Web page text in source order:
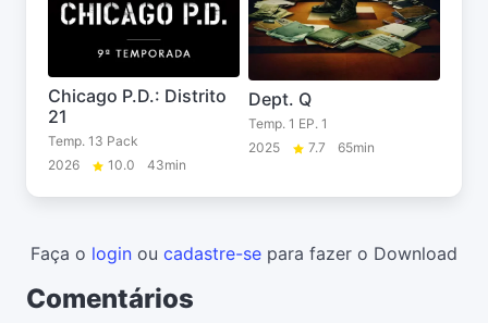
Chicago P.D.: Distrito
21
Temp. 13 Pack
2026
10.0 43min
Dept. Q
Temp. 1 EP. 1
2025
7.7 65min
Faça o login ou cadastre-se para fazer o Download
Comentários